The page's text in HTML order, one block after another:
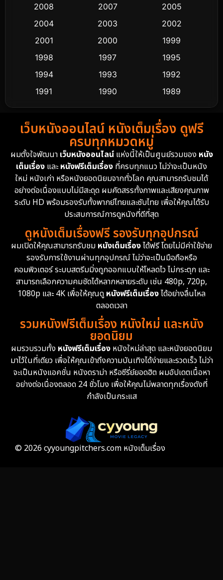
Crime อาชญากรรม 530
Cult Film
Dance เต้น
Detective สืบสวน
Detective สืบสวน
Disney+ 4
Documentary สารคดี 95
Drama ดราม่า
Dystopian 16
Emotional 61
Epic มหากาพย์ 225
Family ครอบครัว 372
Fantasy จินตนาการ 339
Fiction 9
2008
2007
2005
2004
2003
2002
2001
2000
1999
1998
1997
1995
1994
1993
1992
1991
1990
1989
1988
1986
1985
1983
1982
1981
1974
1962
เว็บหนังออนไลน์ หนังเต็มเรื่อง ดูฟรี
ครบทุกหมวดหมู่
ผมตั้งใจพัฒนา เว็บหนังออนไลน์แห่งนี้ให้เป็นศูนย์รวมของ หนัง
เต็มเรื่อง และหนังฟรีเต็มเรื่อง ที่ครบทุกแนว ไม่ว่าจะเป็นหนัง
ใหม่ หนังเก่า หรือหนังยอดนิยมจากทั่วโลก คุณสามารถรับชมได้
อย่างต่อเนื่องแบบไม่มีสะดุด ผมคัดสรรทั้งภาพและเสียงคุณภาพ
ระดับ HD พร้อมรองรับทั้งพากย์ไทยและซับไทย เพื่อให้คุณได้รับ
ประสบการณ์การดูหนังที่ดีที่สุด
ดูหนังเต็มเรื่องฟรี รองรับทุกอุปกรณ์
ผมเปิดให้คุณสามารถรับชม หนังเต็มเรื่องได้ฟรี โดยไม่มีค่าใช้จ่าย
รองรับการใช้งานผ่านทุกอุปกรณ์ ไม่ว่าจะเป็นมือถือหรือ
คอมพิวเตอร์ ระบบสตรีมมิ่งถูกออกแบบให้โหลดไว ไม่กระตุก และ
สามารถเลือกความคมชัดได้หลากหลายระดับ เช่น 480p, 720p,
1080p และ 4K เพื่อให้คุณดู หนังฟรีเต็มเรื่องได้อย่างลื่นไหล
ตลอดเวลา
รวมหนังฟรีเต็มเรื่อง หนังใหม่ และหนัง
ยอดนิยม
ผมรวบรวมทั้ง หนังฟรีเต็มเรื่อง หนังใหม่ล่าสุด และหนังยอดนิยม
มาไว้ในที่เดียว เพื่อให้คุณเข้าถึงความบันเทิงได้ง่ายและรวดเร็ว ไม่ว่า
จะเป็นหนังแอคชั่น หนังดราม่า หรือซีรี่ย์ยอดฮิต ผมอัปเดตเนื้อหา
อย่างต่อเนื่องตลอด 24 ชั่วโมง เพื่อให้คุณไม่พลาดทุกเรื่องดังที่
กำลังเป็นกระแส
© 2026 cyyoungpitchers.com หนังเต็มเรื่อง